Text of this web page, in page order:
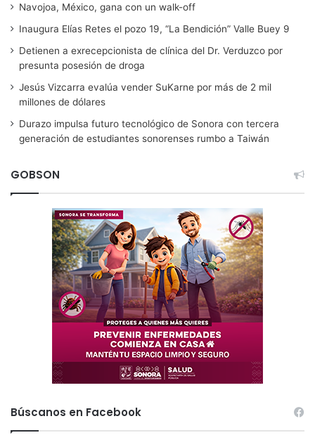
Navojoa, México, gana con un walk-off
Inaugura Elías Retes el pozo 19, “La Bendición” Valle Buey 9
Detienen a exrecepcionista de clínica del Dr. Verduzco por
presunta posesión de droga
Jesús Vizcarra evalúa vender SuKarne por más de 2 mil
millones de dólares
Durazo impulsa futuro tecnológico de Sonora con tercera
generación de estudiantes sonorenses rumbo a Taiwán
GOBSON
Búscanos en Facebook